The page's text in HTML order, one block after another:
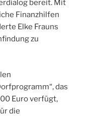
bereit. Mit
Finanzhilfen
Elke Frauns
zu
das
Euro verfügt,
die